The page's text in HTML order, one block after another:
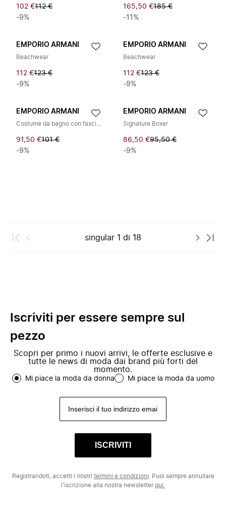
102 €112 €
-9%
165,50 €185 €
-11%
EMPORIO ARMANI
Beachwear
112 €123 €
-9%
EMPORIO ARMANI
Beachwear
112 €123 €
-9%
EMPORIO ARMANI
Costume da bagno con fascia logo
91,50 €101 €
-9%
EMPORIO ARMANI
Signature Boxer
86,50 €95,50 €
-9%
singular 1 di 18
Iscriviti per essere sempre sul
pezzo
Scopri per primo i nuovi arrivi, le offerte esclusive e
tutte le news di moda dai brand più forti del
momento.
Mi piace la moda da donna Mi piace la moda da uomo
ISCRIVITI
Registrandoti, accetti i nostri termini e condizioni . Puoi sempre annullare
l'iscrizione alla nostra newsletterqui.